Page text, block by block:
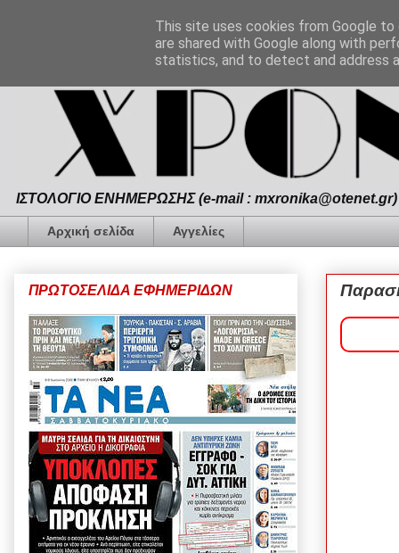
ΙΣΤΟΛΟΓΙΟ ΕΝΗΜΕΡΩΣΗΣ (e-mail :
Αρχική σελίδα Αγγελίες
ΠΡΩΤΟΣΕΛΙΔΑ ΕΦΗΜΕΡΙΔΩΝ
This site uses cookies from Google
are shared with Google along with
statistics, and to detect and address